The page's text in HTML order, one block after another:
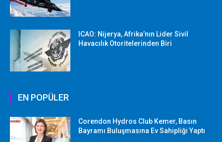
ICAO: Nijerya, Afrika’nın Lider Sivil
Havacılık Otoritelerinden Biri
EN POPÜLER
Corendon Hydros Club Kemer, Basın
Bayramı Buluşmasına Ev Sahipliği Yaptı